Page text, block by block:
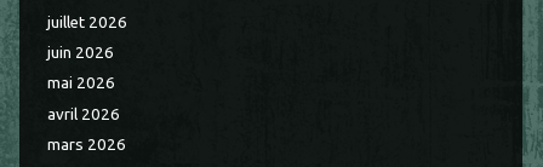
juillet 2026
juin 2026
mai 2026
avril 2026
mars 2026